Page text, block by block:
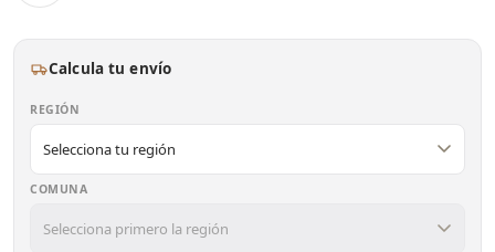
Calcula tu envío
REGIÓN
COMUNA